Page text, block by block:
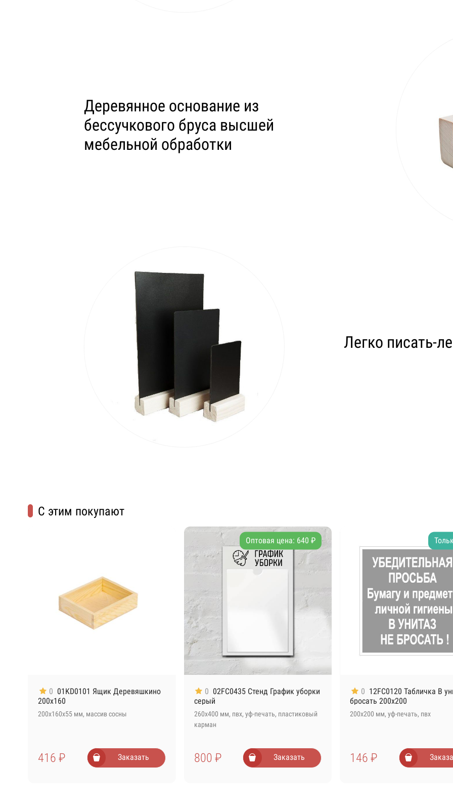
Деревянное основание из
бессучкового бруса высшей
мебельной обработки
Легко писать-
С этим покупают
0 01KD0101 Ящик Деревяшкино
200х160
200х160х55 мм, массив сосны
416 ₽ Заказать
Оптовая цена: 640 ₽
0 02FC0435 Стенд График уборки
серый
260х400 мм, пвх, уф-печать, пластиковый
карман
800 ₽ Заказать
0 12FC0120 Табличка В
бросать 200х200
200х200 мм, уф-печать, пвх
146 ₽